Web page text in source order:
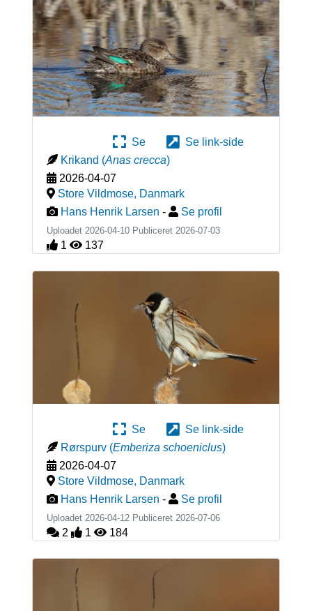
Se
Se link-side
Krikand (Anas crecca)
2026-04-07
Store Vildmose, Danmark
Hans Henrik Larsen - Se profil
Uploadet 2026-04-10 Publiceret 2026-07-03
1 137
Se
Se link-side
Rørspurv (Emberiza schoeniclus)
2026-04-07
Store Vildmose, Danmark
Hans Henrik Larsen - Se profil
Uploadet 2026-04-12 Publiceret 2026-07-06
2 1 184